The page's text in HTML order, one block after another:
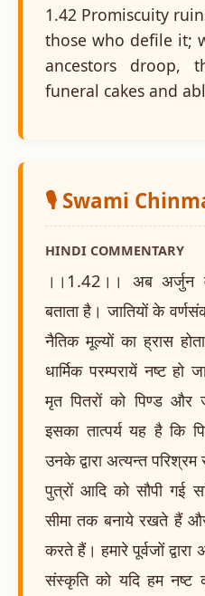
1.42 Promiscuity
those who defile it;
ancestors droop,
funeral cakes and
🎙️ Swami
HINDI COMMENTARY
।।1.42।। अब अर्जुन
बताता है। जातियों के
नैतिक मूल्यों का ह्रास
धार्मिक परम्परायें नष्ट हो
मृत पितरों को पिण्ड और
इसका तात्पर्य यह है कि
उनके द्वारा अत्यन्त
पुत्रों आदि को सौपी गई
सीमा तक बनाये रखते हैं
करते हैं। हमारे पूर्वजों
संस्कृति को यदि हम